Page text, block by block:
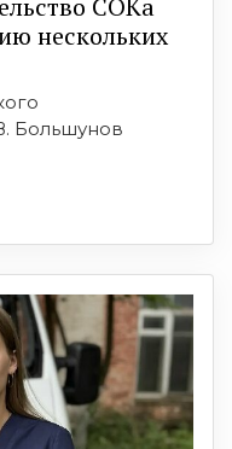
СОКа
нескольких
Большунов